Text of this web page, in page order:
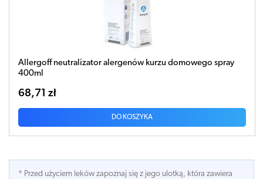
Allergoff neutralizator alergenów kurzu domowego spray
400ml
68,71 zł
DO KOSZYKA
* Przed użyciem leków zapoznaj się z jego ulotką, która zawiera